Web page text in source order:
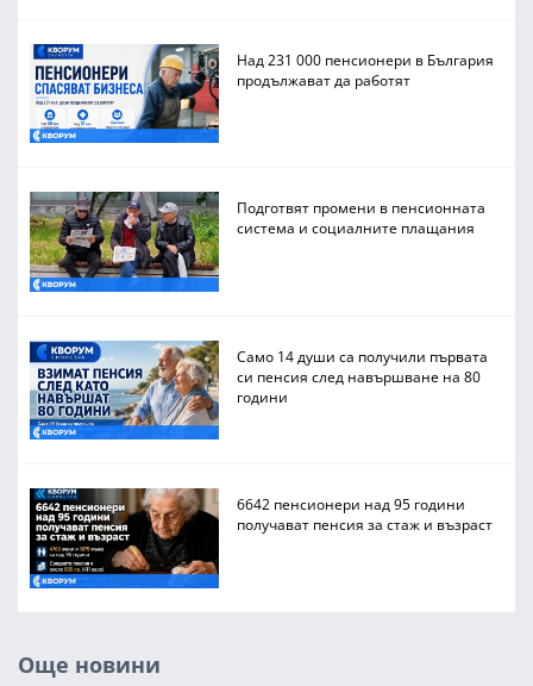
Над 231 000 пенсионери в България
продължават да работят
Подготвят промени в пенсионната
система и социалните плащания
Само 14 души са получили първата
си пенсия след навършване на 80
години
6642 пенсионери над 95 години
получават пенсия за стаж и възраст
Още новини